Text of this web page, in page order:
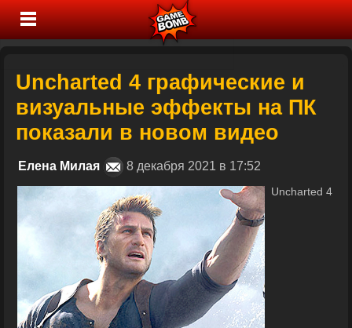
Uncharted 4 графические и
визуальные эффекты на ПК
показали в новом видео
Елена Милая 8 декабря 2021 в 17:52
Uncharted 4